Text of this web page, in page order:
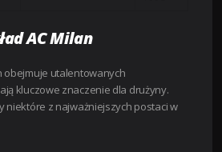
AC Milan
obejmuje utalentowanych
kluczowe znaczenie dla drużyny.
niektóre z najważniejszych postaci w